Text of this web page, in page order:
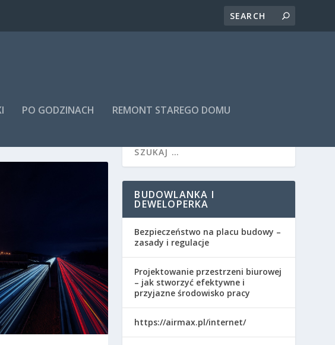
PO GODZINACH REMONT STAREGO DOMU
BUDOWLANKA I
DEWELOPERKA
Bezpieczeństwo na placu budowy –
zasady i regulacje
Projektowanie przestrzeni biurowej
– jak stworzyć efektywne i
przyjazne środowisko pracy
https://airmax.pl/internet/